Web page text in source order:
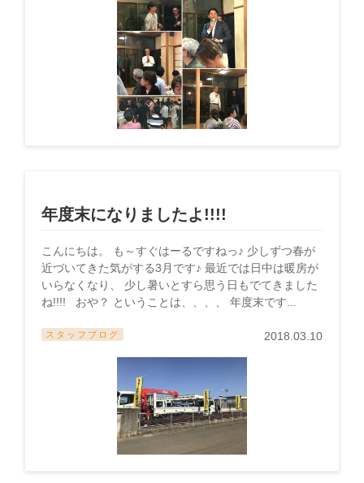
年度末になりましたよ!!!!
こんにちは。 も～すぐはーるですねっ♪ 少しずつ春が
近づいてきた気がする3月です♪ 最近では日中は暖房が
いらなくなり、 少し暑いとすら思う日もでてきました
ね!!!! おや？ ということは、、、、 年度末です...
スタッフブログ 2018.03.10